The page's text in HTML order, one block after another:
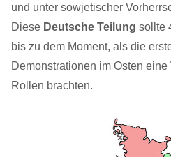
und unter sowjetischer
Diese Deutsche Teilung sollte
bis zu dem Moment, als die
Demonstrationen im Osten
Rollen brachten.